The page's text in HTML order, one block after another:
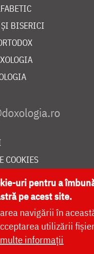
BISERICI
COOKIES
PENTRU
uri pentru a
pe acest site.
navigării în
utilizării
informații